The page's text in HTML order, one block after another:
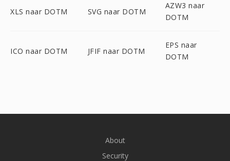
XLS naar DOTM SVG naar DOTM
AZW3 naar
DOTM
ICO naar DOTM JFIF naar DOTM
EPS naar
DOTM
About
Security